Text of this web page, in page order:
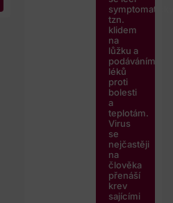
tzn.
klidem
na
lůžku a
podáváním
léků
proti
bolesti
a
teplotám.
Virus
se
nejčastěji
na
člověka
přenáší
krev
sajícími